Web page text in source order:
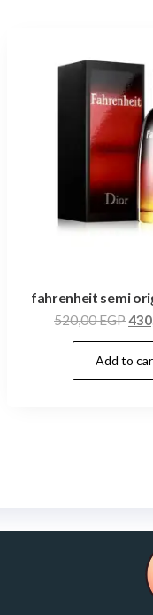
fahrenheit semi
520,00EGP
Add to